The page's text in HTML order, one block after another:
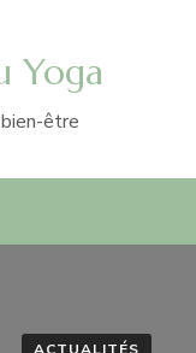
Yoga
être